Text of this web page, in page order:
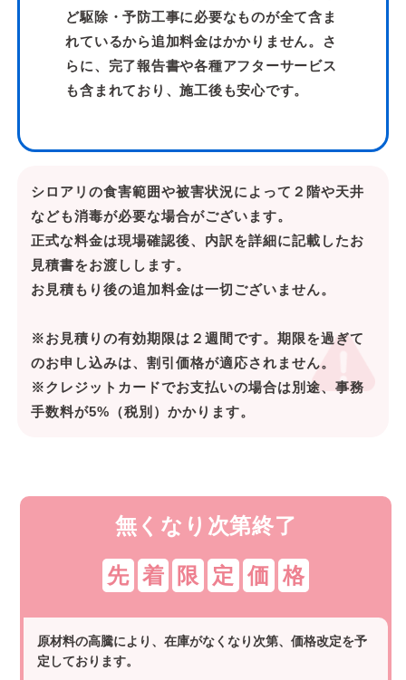
ど駆除・予防工事に必要なものが全て含ま
れているから追加料金はかかりません。さ
らに、完了報告書や各種アフターサービス
も含まれており、施工後も安心です。
シロアリの食害範囲や被害状況によって２階や天井
なども消毒が必要な場合がございます。
正式な料金は現場確認後、内訳を詳細に記載したお
見積書をお渡しします。
お見積もり後の追加料金は一切ございません。
※お見積りの有効期限は２週間です。期限を過ぎて
のお申し込みは、割引価格が適応されません。
※クレジットカードでお支払いの場合は別途、事務
手数料が5%（税別）かかります。
無くなり次第終了
先 着 限 定 価 格
原材料の高騰により、在庫がなくなり次第、価格改定を予
定しております。